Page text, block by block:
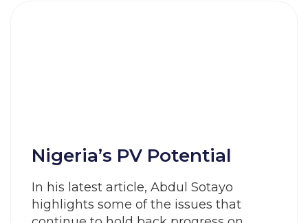
Nigeria’s PV Potential
In his latest article, Abdul Sotayo
highlights some of the issues that